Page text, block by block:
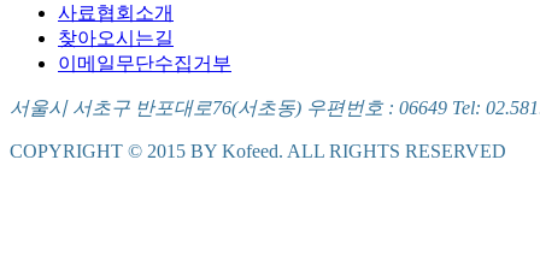
사료협회소개
찾아오시는길
이메일무단수집거부
서울시 서초구 반포대로76(서초동) 우편번호 : 06649 Tel:
COPYRIGHT © 2015 BY Kofeed. ALL RIGHTS RESERVED